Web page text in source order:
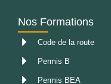
Nos Formations
Code de la route
Permis B
Permis BEA